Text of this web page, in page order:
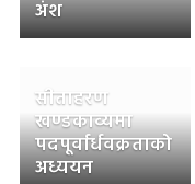
अंश
सीताहरण
खण्डकाव्यमा
पदपूर्वार्धवक्रताको
अध्ययन